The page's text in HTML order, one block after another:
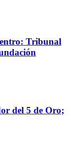
Tribunal
del 5 de Oro;